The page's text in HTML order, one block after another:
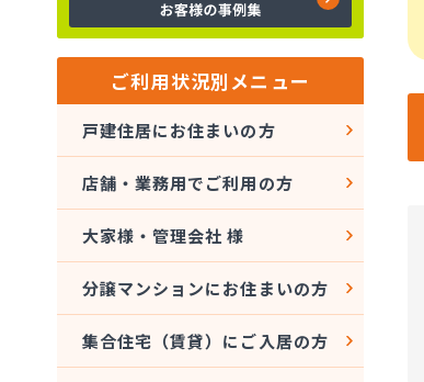
ご利用状況別メニュー
戸建住居にお住まいの方
店舗・業務用でご利用の方
大家様・管理会社 様
分譲マンションにお住まいの方
集合住宅（賃貸）にご入居の方